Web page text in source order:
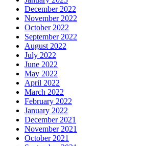
December 2022
November 2022
October 2022
September 2022
August 2022
July 2022
June 2022
May 2022
April 2022
March 2022
February 2022
January 2022
December 2021
November 2021
October 2021